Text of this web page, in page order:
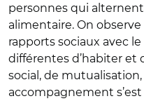
personnes qui
alimentaire. On
rapports sociaux avec
différentes d’habiter et
social, de
accompagnement